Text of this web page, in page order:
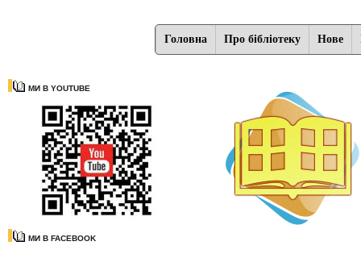
Головна Про бібліотеку Нове
МИ В YOUTUBE
МИ В FACEBOOK